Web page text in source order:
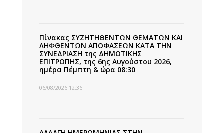
Πίνακας ΣΥΖΗΤΗΘΕΝΤΩΝ ΘΕΜΑΤΩΝ ΚΑΙ
ΛΗΦΘΕΝΤΩΝ ΑΠΟΦΑΣΕΩΝ ΚΑΤΑ ΤΗΝ
ΣΥΝΕΔΡΙΑΣΗ της ΔΗΜΟΤΙΚΗΣ
ΕΠΙΤΡΟΠΗΣ, της 6ης Αυγούστου 2026,
ημέρα Πέμπτη & ώρα 08:30
06/08/2026 12:36